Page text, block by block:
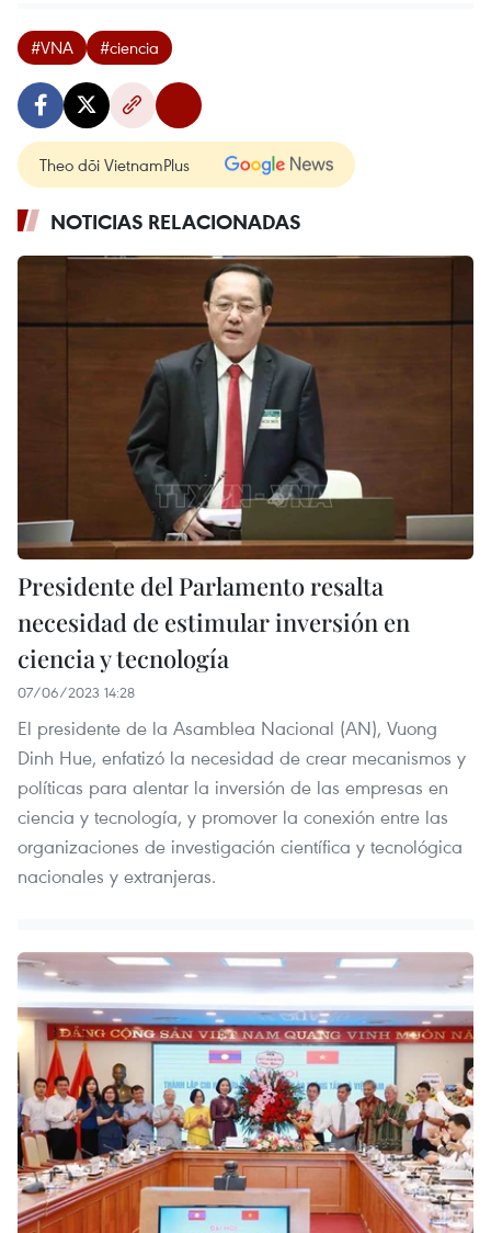
#VNA #ciencia
Theo dõi VietnamPlus
NOTICIAS RELACIONADAS
Presidente del Parlamento resalta
necesidad de estimular inversión en
ciencia y tecnología
07/06/2023 14:28
El presidente de la Asamblea Nacional (AN), Vuong
Dinh Hue, enfatizó la necesidad de crear mecanismos y
políticas para alentar la inversión de las empresas en
ciencia y tecnología, y promover la conexión entre las
organizaciones de investigación científica y tecnológica
nacionales y extranjeras.